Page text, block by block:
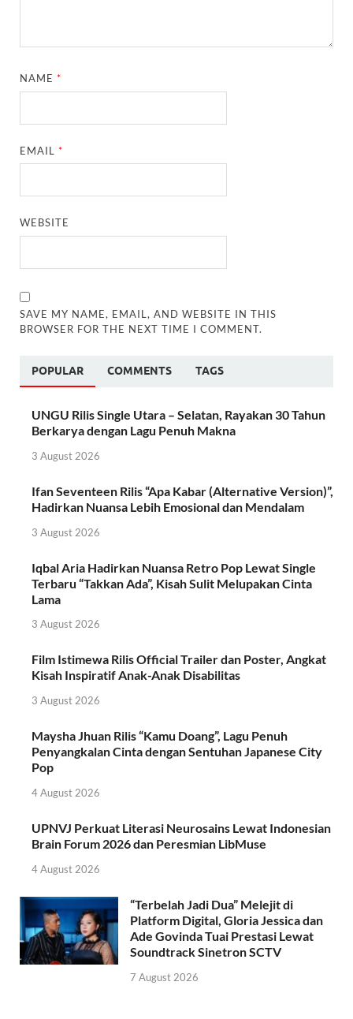
NAME*
EMAIL*
WEBSITE
SAVE MY NAME, EMAIL, AND WEBSITE IN THIS
BROWSER FOR THE NEXT TIME I COMMENT.
POPULAR COMMENTS TAGS
UNGU Rilis Single Utara – Selatan, Rayakan 30 Tahun
Berkarya dengan Lagu Penuh Makna
3 August 2026
Ifan Seventeen Rilis “Apa Kabar (Alternative Version)”,
Hadirkan Nuansa Lebih Emosional dan Mendalam
3 August 2026
Iqbal Aria Hadirkan Nuansa Retro Pop Lewat Single
Terbaru “Takkan Ada”, Kisah Sulit Melupakan Cinta
Lama
3 August 2026
Film Istimewa Rilis Official Trailer dan Poster, Angkat
Kisah Inspiratif Anak-Anak Disabilitas
3 August 2026
Maysha Jhuan Rilis “Kamu Doang”, Lagu Penuh
Penyangkalan Cinta dengan Sentuhan Japanese City
Pop
4 August 2026
UPNVJ Perkuat Literasi Neurosains Lewat Indonesian
Brain Forum 2026 dan Peresmian LibMuse
4 August 2026
“Terbelah Jadi Dua” Melejit di
Platform Digital, Gloria Jessica dan
Ade Govinda Tuai Prestasi Lewat
Soundtrack Sinetron SCTV
7 August 2026